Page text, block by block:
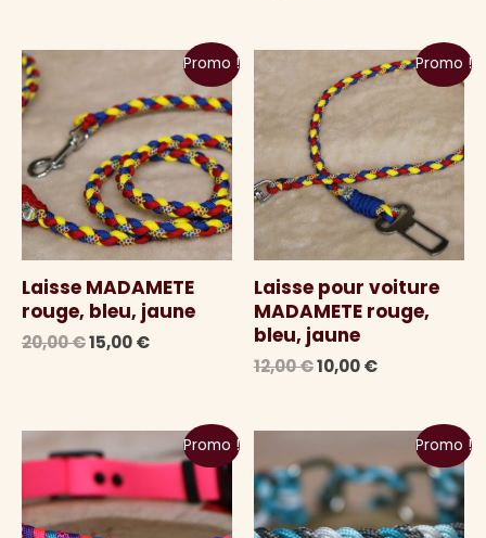
Promo !
Laisse MADAMETE
rouge, bleu, jaune
20,00€Le
15,00€Le
15,00 €.
Promo !
Laisse pour voiture
MADAMETE rouge,
bleu, jaune
12,00€Le
était :
10,00€Le
est :
10,00 €.
Promo ! Promo !